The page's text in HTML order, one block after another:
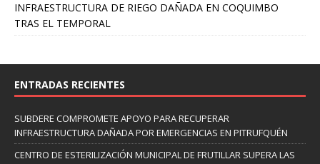
INFRAESTRUCTURA DE RIEGO DAÑADA EN COQUIMBO
TRAS EL TEMPORAL
ENTRADAS RECIENTES
SUBDERE COMPROMETE APOYO PARA RECUPERAR
INFRAESTRUCTURA DAÑADA POR EMERGENCIAS EN PITRUFQUÉN
CENTRO DE ESTERILIZACIÓN MUNICIPAL DE FRUTILLAR SUPERA LAS